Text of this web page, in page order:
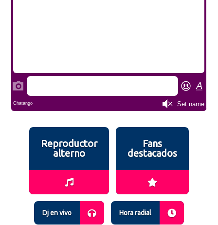
Reproductor
alterno
Fans
destacados
Dj en vivo Hora radial